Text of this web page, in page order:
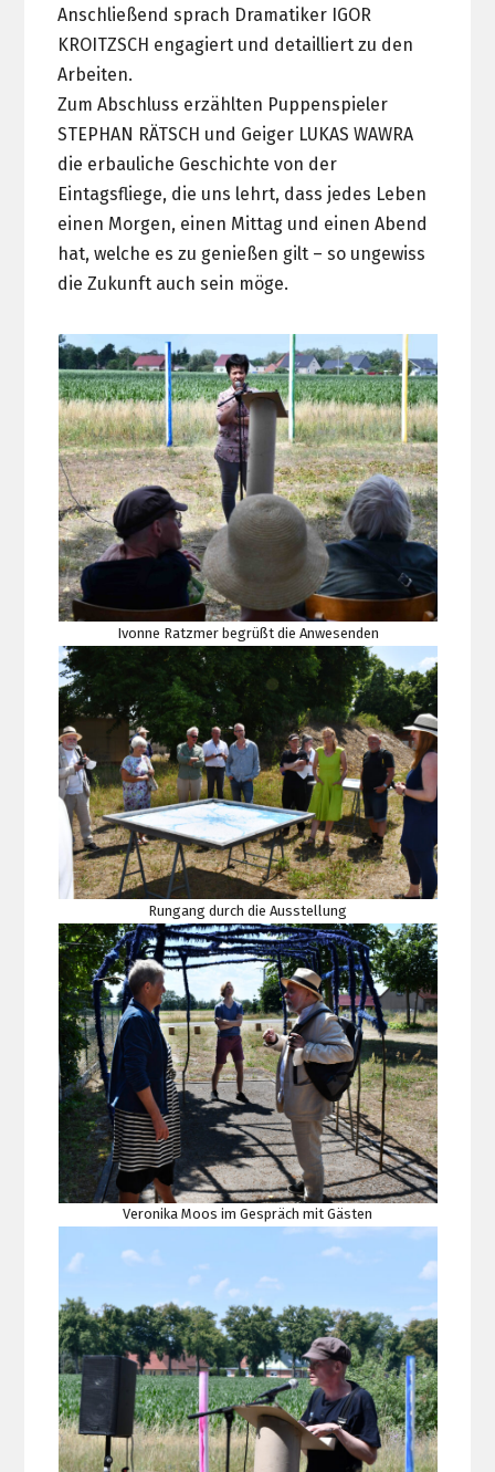
Anschließend sprach Dramatiker IGOR
KROITZSCH engagiert und detailliert zu den
Arbeiten.
Zum Abschluss erzählten Puppenspieler
STEPHAN RÄTSCH und Geiger LUKAS WAWRA
die erbauliche Geschichte von der
Eintagsfliege, die uns lehrt, dass jedes Leben
einen Morgen, einen Mittag und einen Abend
hat, welche es zu genießen gilt – so ungewiss
die Zukunft auch sein möge.
Ivonne Ratzmer begrüßt die Anwesenden
Rungang durch die Ausstellung
Veronika Moos im Gespräch mit Gästen